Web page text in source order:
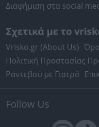
Διαφήμιση στα social
Σχετικά με το
Vrisko.gr (About Us)
Πολιτική Προστασίας
Ραντεβού με Γιατρό
Follow Us